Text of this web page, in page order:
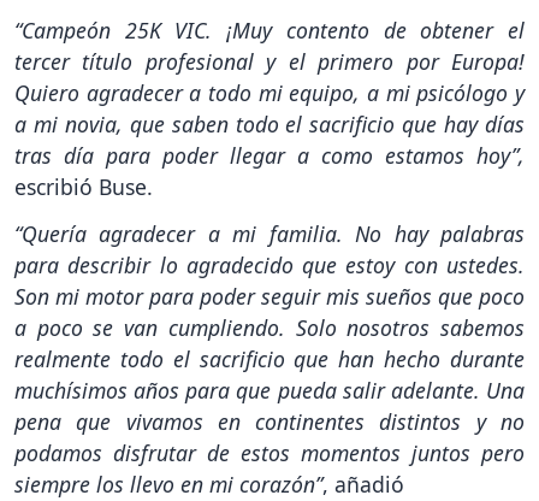
“Campeón 25K VIC. ¡Muy contento de obtener el
tercer título profesional y el primero por Europa!
Quiero agradecer a todo mi equipo, a mi psicólogo y
a mi novia, que saben todo el sacrificio que hay días
tras día para poder llegar a como estamos hoy”,
escribió Buse.
“Quería agradecer a mi familia. No hay palabras
para describir lo agradecido que estoy con ustedes.
Son mi motor para poder seguir mis sueños que poco
a poco se van cumpliendo. Solo nosotros sabemos
realmente todo el sacrificio que han hecho durante
muchísimos años para que pueda salir adelante. Una
pena que vivamos en continentes distintos y no
podamos disfrutar de estos momentos juntos pero
siempre los llevo en mi corazón”, añadió